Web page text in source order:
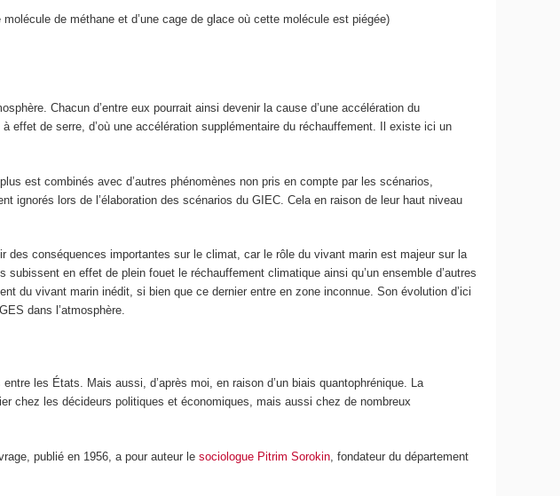
de méthane et d’une cage de glace où cette molécule est piégée)
Chacun d’entre eux pourrait ainsi devenir la cause d’une accélération du
de serre, d’où une accélération supplémentaire du réchauffement. Il existe ici un
est combinés avec d’autres phénomènes non pris en compte par les scénarios,
ignorés lors de l’élaboration des scénarios du GIEC. Cela en raison de leur haut niveau
conséquences importantes sur le climat, car le rôle du vivant marin est majeur sur la
subissent en effet de plein fouet le réchauffement climatique ainsi qu’un ensemble d’autres
du vivant marin inédit, si bien que ce dernier entre en zone inconnue. Son évolution d’ici
dans l’atmosphère.
les États. Mais aussi, d’après moi, en raison d’un biais quantophrénique. La
chez les décideurs politiques et économiques, mais aussi chez de nombreux
publié en 1956, a pour auteur lesociologue Pitrim Sorokin , fondateur du département